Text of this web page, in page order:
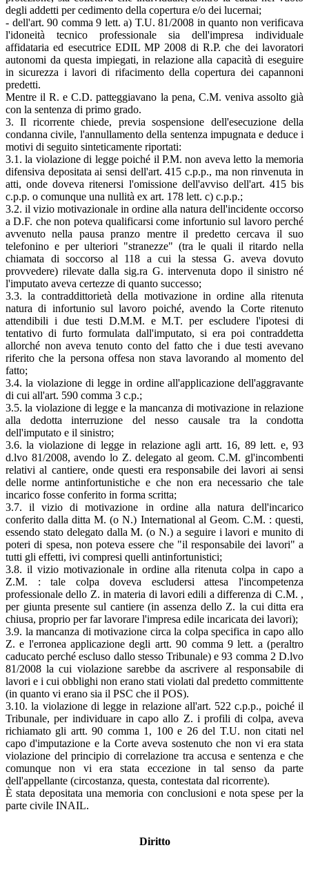
degli addetti per cedimento della copertura e/o dei lucernai;
- dell'art. 90 comma 9 lett. a) T.U. 81/2008 in quanto non verificava
l'idoneità tecnico professionale sia dell'impresa individuale
affidataria ed esecutrice EDIL MP 2008 di R.P. che dei lavoratori
autonomi da questa impiegati, in relazione alla capacità di eseguire
in sicurezza i lavori di rifacimento della copertura dei capannoni
predetti.
Mentre il R. e C.D. patteggiavano la pena, C.M. veniva assolto già
con la sentenza di primo grado.
3. Il ricorrente chiede, previa sospensione dell'esecuzione della
condanna civile, l'annullamento della sentenza impugnata e deduce i
motivi di seguito sinteticamente riportati:
3.1. la violazione di legge poiché il P.M. non aveva letto la memoria
difensiva depositata ai sensi dell'art. 415 c.p.p., ma non rinvenuta in
atti, onde doveva ritenersi l'omissione dell'avviso dell'art. 415 bis
c.p.p. o comunque una nullità ex art. 178 lett. c) c.p.p.;
3.2. il vizio motivazionale in ordine alla natura dell'incidente occorso
a D.F. che non poteva qualificarsi come infortunio sul lavoro perché
avvenuto nella pausa pranzo mentre il predetto cercava il suo
telefonino e per ulteriori "stranezze" (tra le quali il ritardo nella
chiamata di soccorso al 118 a cui la stessa G. aveva dovuto
provvedere) rilevate dalla sig.ra G. intervenuta dopo il sinistro né
l'imputato aveva certezze di quanto successo;
3.3. la contraddittorietà della motivazione in ordine alla ritenuta
natura di infortunio sul lavoro poiché, avendo la Corte ritenuto
attendibili i due testi D.M.M. e M.T. per escludere l'ipotesi di
tentativo di furto formulata dall'imputato, si era poi contraddetta
allorché non aveva tenuto conto del fatto che i due testi avevano
riferito che la persona offesa non stava lavorando al momento del
fatto;
3.4. la violazione di legge in ordine all'applicazione dell'aggravante
di cui all'art. 590 comma 3 c.p.;
3.5. la violazione di legge e la mancanza di motivazione in relazione
alla dedotta interruzione del nesso causale tra la condotta
dell'imputato e il sinistro;
3.6. la violazione di legge in relazione agli artt. 16, 89 lett. e, 93
d.lvo 81/2008, avendo lo Z. delegato al geom. C.M. gl'incombenti
relativi al cantiere, onde questi era responsabile dei lavori ai sensi
delle norme antinfortunistiche e che non era necessario che tale
incarico fosse conferito in forma scritta;
3.7. il vizio di motivazione in ordine alla natura dell'incarico
conferito dalla ditta M. (o N.) International al Geom. C.M. : questi,
essendo stato delegato dalla M. (o N.) a seguire i lavori e munito di
poteri di spesa, non poteva essere che "il responsabile dei lavori" a
tutti gli effetti, ivi compresi quelli antinfortunistici;
3.8. il vizio motivazionale in ordine alla ritenuta colpa in capo a
Z.M. : tale colpa doveva escludersi attesa l'incompetenza
professionale dello Z. in materia di lavori edili a differenza di C.M. ,
per giunta presente sul cantiere (in assenza dello Z. la cui ditta era
chiusa, proprio per far lavorare l'impresa edile incaricata dei lavori);
3.9. la mancanza di motivazione circa la colpa specifica in capo allo
Z. e l'erronea applicazione degli artt. 90 comma 9 lett. a (peraltro
caducato perché escluso dallo stesso Tribunale) e 93 comma 2 D.lvo
81/2008 la cui violazione sarebbe da ascrivere al responsabile di
lavori e i cui obblighi non erano stati violati dal predetto committente
(in quanto vi erano sia il PSC che il POS).
3.10. la violazione di legge in relazione all'art. 522 c.p.p., poiché il
Tribunale, per individuare in capo allo Z. i profili di colpa, aveva
richiamato gli artt. 90 comma 1, 100 e 26 del T.U. non citati nel
capo d'imputazione e la Corte aveva sostenuto che non vi era stata
violazione del principio di correlazione tra accusa e sentenza e che
comunque non vi era stata eccezione in tal senso da parte
dell'appellante (circostanza, questa, contestata dal ricorrente).
È stata depositata una memoria con conclusioni e nota spese per la
parte civile INAIL.
Diritto